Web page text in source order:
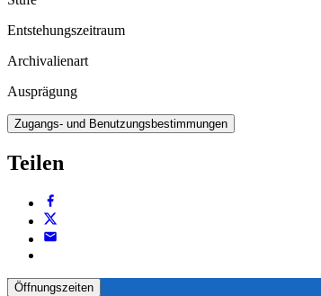
Entstehungszeitraum
Archivalienart
Ausprägung
Zugangs- und Benutzungsbestimmungen
Teilen
Öffnungszeiten